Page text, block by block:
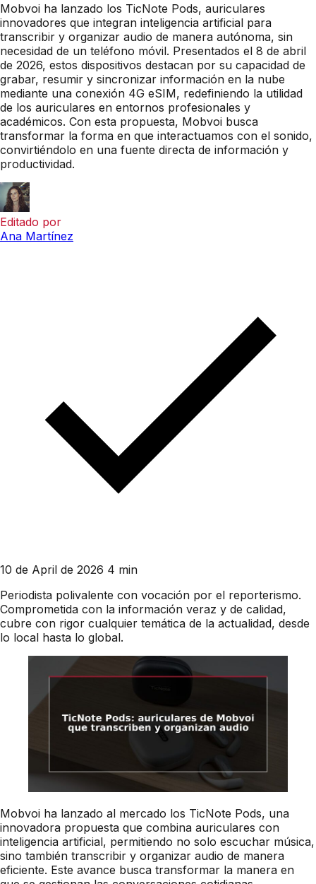
Mobvoi ha lanzado los TicNote Pods, auriculares
innovadores que integran inteligencia artificial para
transcribir y organizar audio de manera autónoma, sin
necesidad de un teléfono móvil. Presentados el 8 de abril
de 2026, estos dispositivos destacan por su capacidad de
grabar, resumir y sincronizar información en la nube
mediante una conexión 4G eSIM, redefiniendo la utilidad
de los auriculares en entornos profesionales y
académicos. Con esta propuesta, Mobvoi busca
transformar la forma en que interactuamos con el sonido,
convirtiéndolo en una fuente directa de información y
productividad.
Editado por
Ana Martínez
10 de April de 2026 4 min
Periodista polivalente con vocación por el reporterismo.
Comprometida con la información veraz y de calidad,
cubre con rigor cualquier temática de la actualidad, desde
lo local hasta lo global.
Mobvoi ha lanzado al mercado los TicNote Pods, una
innovadora propuesta que combina auriculares con
inteligencia artificial, permitiendo no solo escuchar música,
sino también transcribir y organizar audio de manera
eficiente. Este avance busca transformar la manera en